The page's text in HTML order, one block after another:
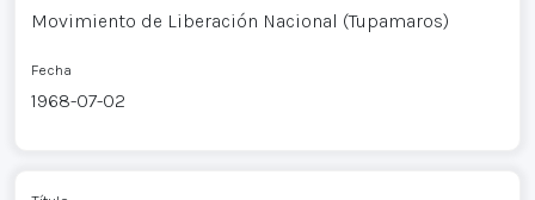
Movimiento de Liberación Nacional (Tupamaros)
Fecha
1968-07-02